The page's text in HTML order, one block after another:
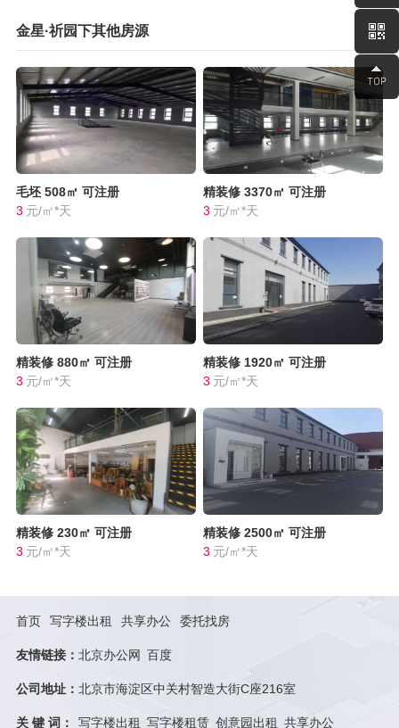
金星·祈园下其他房源
毛坯 508㎡ 可注册
3 元/㎡*天
精装修 3370㎡ 可注册
3 元/㎡*天
精装修 880㎡ 可注册
3 元/㎡*天
精装修 1920㎡ 可注册
3 元/㎡*天
精装修 230㎡ 可注册
3 元/㎡*天
精装修 2500㎡ 可注册
3 元/㎡*天
首页 写字楼出租 共享办公 委托找房
友情链接： 北京办公网 百度
公司地址： 北京市海淀区中关村智造大街C座216室
关 键 词： 写字楼出租 写字楼租赁 创意园出租 共享办公